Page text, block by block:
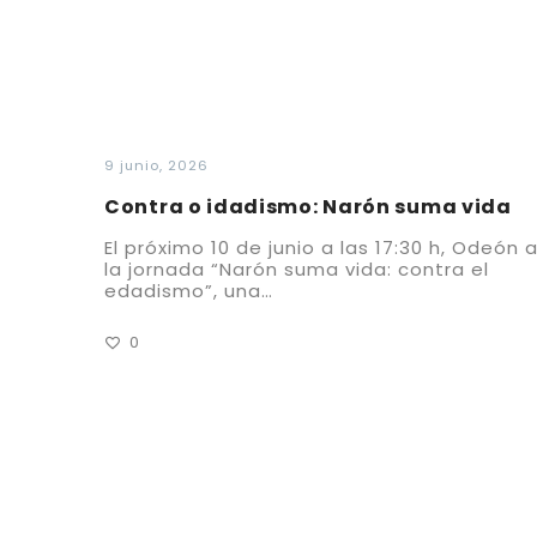
9 junio, 2026
Contra o idadismo: Narón suma vida
El próximo 10 de junio a las 17:30 h, Odeón
la jornada “Narón suma vida: contra el
edadismo”, una…
0